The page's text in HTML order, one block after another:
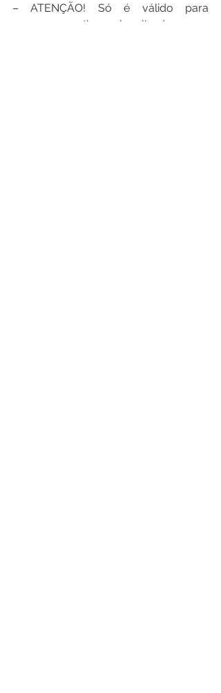
– ATENÇÃO! Só é válido para
empresas ativas localizadas nos